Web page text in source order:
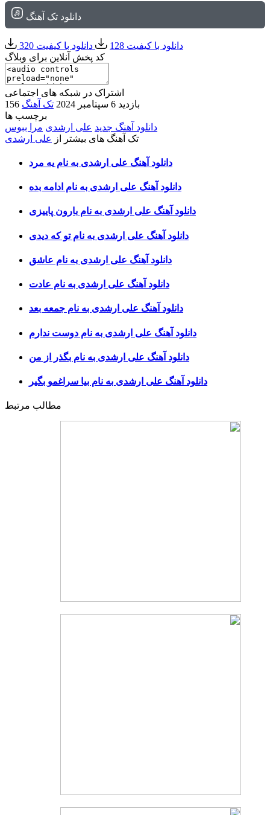
دانلود تک آهنگ
دانلود با کیفیت 128
دانلود با کیفیت 320
کد پخش آنلاین برای وبلاگ
اشتراک در شبکه های اجتماعی
156 بازدید 6 سپتامبر 2024
تک آهنگ
برچسب ها
دانلود آهنگ جدید علی ارشدی مرا ببوس
تک آهنگ های بیشتر از علی ارشدی
دانلود آهنگ علی ارشدی به نام یه مرد
دانلود آهنگ علی ارشدی به نام ادامه بده
دانلود آهنگ علی ارشدی به نام بارون پاییزی
دانلود آهنگ علی ارشدی به نام تو که دیدی
دانلود آهنگ علی ارشدی به نام عاشق
دانلود آهنگ علی ارشدی به نام عادت
دانلود آهنگ علی ارشدی به نام جمعه بعد
دانلود آهنگ علی ارشدی به نام دوست ندارم
دانلود آهنگ علی ارشدی به نام بگذر از من
دانلود آهنگ علی ارشدی به نام بیا سراغمو بگیر
مطالب مرتبط